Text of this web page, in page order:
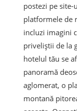
postezi pe
platformele de
incluzi imagini
priveliștii de la
hotelul tău se
panoramă
aglomerat, o
montană